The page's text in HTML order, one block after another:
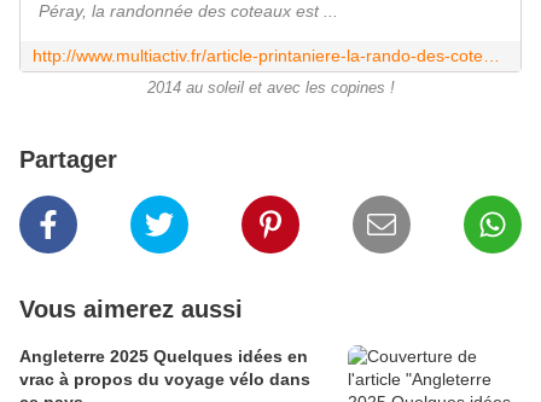
Péray, la randonnée des coteaux est ...
2014 au soleil et avec les copines !
Partager
Vous aimerez aussi
Angleterre 2025 Quelques idées en
vrac à propos du voyage vélo dans